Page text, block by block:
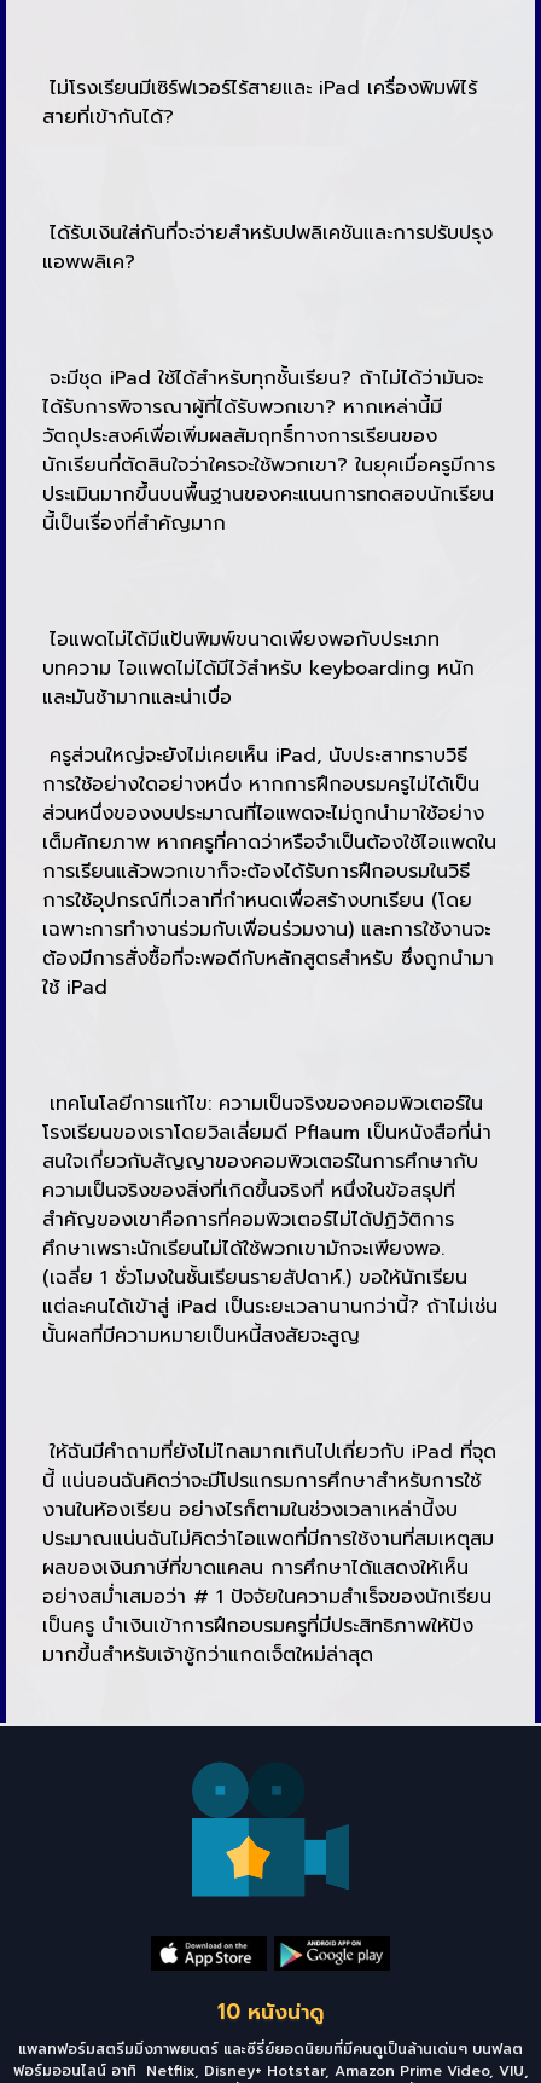
ไม่โรงเรียนมีเซิร์ฟเวอร์ไร้สายและ iPad เครื่องพิมพ์ไร้
สายที่เข้ากันได้?
ได้รับเงินใส่กันที่จะจ่ายสำหรับปพลิเคชันและการปรับปรุง
แอพพลิเค?
จะมีชุด iPad ใช้ได้สำหรับทุกชั้นเรียน? ถ้าไม่ได้ว่ามันจะ
ได้รับการพิจารณาผู้ที่ได้รับพวกเขา? หากเหล่านี้มี
วัตถุประสงค์เพื่อเพิ่มผลสัมฤทธิ์ทางการเรียนของ
นักเรียนที่ตัดสินใจว่าใครจะใช้พวกเขา? ในยุคเมื่อครูมีการ
ประเมินมากขึ้นบนพื้นฐานของคะแนนการทดสอบนักเรียน
นี้เป็นเรื่องที่สำคัญมาก
ไอแพดไม่ได้มีแป้นพิมพ์ขนาดเพียงพอกับประเภท
บทความ ไอแพดไม่ได้มีไว้สำหรับ keyboarding หนัก
และมันช้ามากและน่าเบื่อ
ครูส่วนใหญ่จะยังไม่เคยเห็น iPad, นับประสาทราบวิธี
การใช้อย่างใดอย่างหนึ่ง หากการฝึกอบรมครูไม่ได้เป็น
ส่วนหนึ่งของงบประมาณที่ไอแพดจะไม่ถูกนำมาใช้อย่าง
เต็มศักยภาพ หากครูที่คาดว่าหรือจำเป็นต้องใช้ไอแพดใน
การเรียนแล้วพวกเขาก็จะต้องได้รับการฝึกอบรมในวิธี
การใช้อุปกรณ์ที่เวลาที่กำหนดเพื่อสร้างบทเรียน (โดย
เฉพาะการทำงานร่วมกับเพื่อนร่วมงาน) และการใช้งานจะ
ต้องมีการสั่งซื้อที่จะพอดีกับหลักสูตรสำหรับ ซึ่งถูกนำมา
ใช้ iPad
เทคโนโลยีการแก้ไข: ความเป็นจริงของคอมพิวเตอร์ใน
โรงเรียนของเราโดยวิลเลี่ยมดี Pflaum เป็นหนังสือที่น่า
สนใจเกี่ยวกับสัญญาของคอมพิวเตอร์ในการศึกษากับ
ความเป็นจริงของสิ่งที่เกิดขึ้นจริงที่ หนึ่งในข้อสรุปที่
สำคัญของเขาคือการที่คอมพิวเตอร์ไม่ได้ปฏิวัติการ
ศึกษาเพราะนักเรียนไม่ได้ใช้พวกเขามักจะเพียงพอ.
(เฉลี่ย 1 ชั่วโมงในชั้นเรียนรายสัปดาห์.) ขอให้นักเรียน
แต่ละคนได้เข้าสู่ iPad เป็นระยะเวลานานกว่านี้? ถ้าไม่เช่น
นั้นผลที่มีความหมายเป็นหนี้สงสัยจะสูญ
ให้ฉันมีคำถามที่ยังไม่ไกลมากเกินไปเกี่ยวกับ iPad ที่จุด
นี้ แน่นอนฉันคิดว่าจะมีโปรแกรมการศึกษาสำหรับการใช้
งานในห้องเรียน อย่างไรก็ตามในช่วงเวลาเหล่านี้งบ
ประมาณแน่นฉันไม่คิดว่าไอแพดที่มีการใช้งานที่สมเหตุสม
ผลของเงินภาษีที่ขาดแคลน การศึกษาได้แสดงให้เห็น
อย่างสม่ำเสมอว่า # 1 ปัจจัยในความสำเร็จของนักเรียน
เป็นครู นำเงินเข้าการฝึกอบรมครูที่มีประสิทธิภาพให้ปัง
มากขึ้นสำหรับเจ้าชู้กว่าแกดเจ็ตใหม่ล่าสุด
10 หนังน่าดู
แพลทฟอร์มสตรีมมิ่งภาพยนตร์ และซีรี่ย์ยอดนิยมที่มีคนดูเป็นล้านเด่นๆ บนฟลต
ฟอร์มออนไลน์ อาทิ Netflix, Disney+ Hotstar, Amazon Prime Video, VIU,